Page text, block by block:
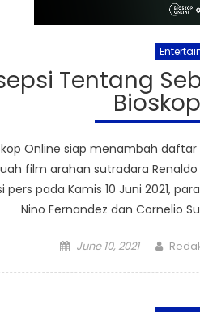
Tentang
Online siap menambah
film arahan sutradara
pada Kamis 10 Juni 2021,
Nino Fernandez dan Cornelio
Posted
June 10, 2021